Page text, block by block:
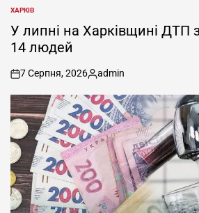
ОПУБЛІКУВАТИ
У
ХАРКІВ
У липні на Харківщині ДТП
14 людей
on
7 Серпня, 2026
Опубліковано
admin